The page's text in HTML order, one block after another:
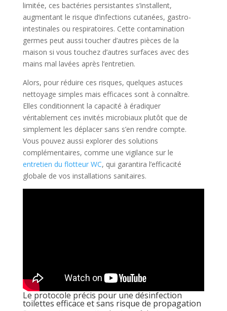
limitée, ces bactéries persistantes s’installent,
augmentant le risque d’infections cutanées, gastro-
intestinales ou respiratoires. Cette contamination
germes peut aussi toucher d’autres pièces de la
maison si vous touchez d’autres surfaces avec des
mains mal lavées après l’entretien.
Alors, pour réduire ces risques, quelques astuces
nettoyage simples mais efficaces sont à connaître.
Elles conditionnent la capacité à éradiquer
véritablement ces invités microbiaux plutôt que de
simplement les déplacer sans s’en rendre compte.
Vous pouvez aussi explorer des solutions
complémentaires, comme une vigilance sur le
entretien du flotteur WC, qui garantira l’efficacité
globale de vos installations sanitaires.
Le protocole précis pour une désinfection
toilettes efficace et sans risque de propagation